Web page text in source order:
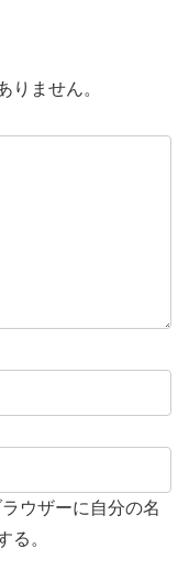
りません。
ウザーに自分の名
る。